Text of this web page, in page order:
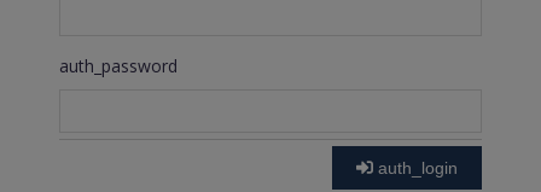
auth_password
auth_login